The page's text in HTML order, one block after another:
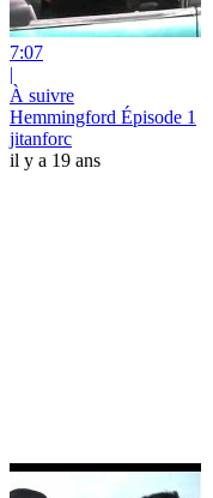
7:07
|
À suivre
Hemmingford Épisode 1
jitanforc
il y a 19 ans